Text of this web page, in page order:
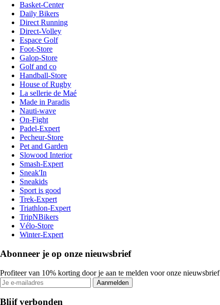
Basket-Center
Daily Bikers
Direct Running
Direct-Volley
Espace Golf
Foot-Store
Galop-Store
Golf and co
Handball-Store
House of Rugby
La sellerie de Maé
Made in Paradis
Nauti-wave
On-Fight
Padel-Expert
Pecheur-Store
Pet and Garden
Slowood Interior
Smash-Expert
Sneak'In
Sneakids
Sport is good
Trek-Expert
Triathlon-Expert
TripNBikers
Vélo-Store
Winter-Expert
Abonneer je op onze nieuwsbrief
Profiteer van 10% korting door je aan te melden voor onze nieuwsbrief
Aanmelden
Blijf verbonden